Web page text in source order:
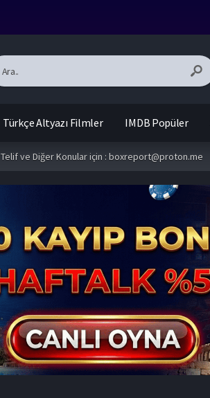
Türkçe Altyazı Filmler IMDB Popüler
Telif ve Diğer Konular için : boxreport@proton.me